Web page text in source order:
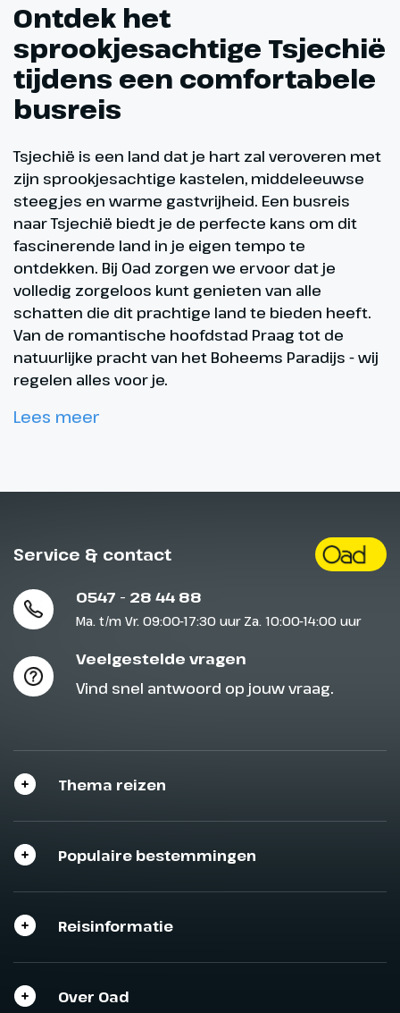
Ontdek het
sprookjesachtige Tsjechië
tijdens een comfortabele
busreis
Tsjechië is een land dat je hart zal veroveren met
zijn sprookjesachtige kastelen, middeleeuwse
steegjes en warme gastvrijheid. Een busreis
naar Tsjechië biedt je de perfecte kans om dit
fascinerende land in je eigen tempo te
ontdekken. Bij Oad zorgen we ervoor dat je
volledig zorgeloos kunt genieten van alle
schatten die dit prachtige land te bieden heeft.
Van de romantische hoofdstad Praag tot de
natuurlijke pracht van het Boheems Paradijs - wij
regelen alles voor je.
Lees meer
Service & contact
0547 - 28 44 88
Ma. t/m Vr. 09:00-17:30 uur Za. 10:00-14:00 uur
Veelgestelde vragen
Vind snel antwoord op jouw vraag.
Thema reizen
Populaire bestemmingen
Reisinformatie
Over Oad